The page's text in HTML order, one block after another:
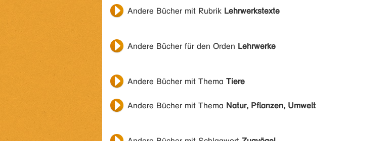
Andere Bücher mit Rubrik Lehrwerkstexte
Andere Bücher für den Orden Lehrwerke
Andere Bücher mit Thema Tiere
Andere Bücher mit Thema Natur, Pflanzen, Umwelt